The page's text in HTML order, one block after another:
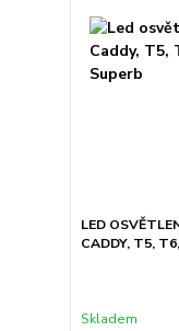
LED
CADDY, T5,
Skladem